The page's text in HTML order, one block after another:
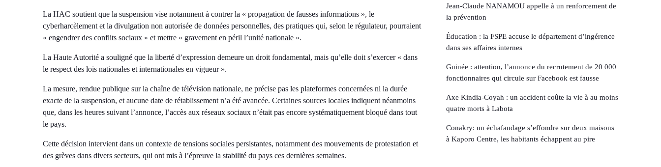
La HAC soutient que la suspension vise notamment à contrer la « propagation de fausses informations », le
cyberharcèlement et la divulgation non autorisée de données personnelles, des pratiques qui, selon le régulateur, pourraient
« engendrer des conflits sociaux » et mettre « gravement en péril l’unité nationale ».
La Haute Autorité a souligné que la liberté d’expression demeure un droit fondamental, mais qu’elle doit s’exercer « dans
le respect des lois nationales et internationales en vigueur ».
La mesure, rendue publique sur la chaîne de télévision nationale, ne précise pas les plateformes concernées ni la durée
exacte de la suspension, et aucune date de rétablissement n’a été avancée. Certaines sources locales indiquent néanmoins
que, dans les heures suivant l’annonce, l’accès aux réseaux sociaux n’était pas encore systématiquement bloqué dans tout
le pays.
Cette décision intervient dans un contexte de tensions sociales persistantes, notamment des mouvements de protestation et
des grèves dans divers secteurs, qui ont mis à l’épreuve la stabilité du pays ces dernières semaines.
Jean-Claude NANAMOU appelle à un renforcement de
la prévention
Éducation : la FSPE accuse le département d’ingérence
dans ses affaires internes
Guinée : attention, l’annonce du recrutement de 20 000
fonctionnaires qui circule sur Facebook est fausse
Axe Kindia-Coyah : un accident coûte la vie à au moins
quatre morts à Labota
Conakry: un échafaudage s’effondre sur deux maisons
à Kaporo Centre, les habitants échappent au pire